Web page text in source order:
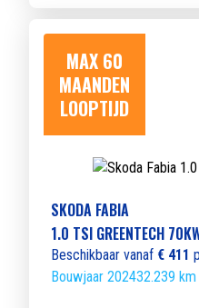
MAX 60
MAANDEN
LOOPTIJD
SKODA FABIA
1.0 TSI GREENTECH
Beschikbaar vanaf € 411
Bouwjaar 202432.239